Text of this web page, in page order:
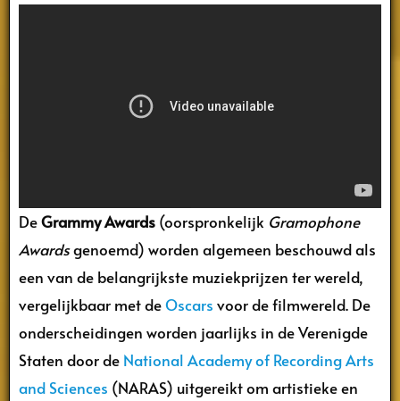
DeGrammy Awards (oorspronkelijk Gramophone
Awardsgenoemd) worden algemeen beschouwd als
een van de belangrijkste muziekprijzen ter wereld,
vergelijkbaar met deOscars voor de filmwereld. De
onderscheidingen worden jaarlijks in de Verenigde
Staten door de National Academy of Recording Arts
and Sciences (NARAS) uitgereikt om artistieke en